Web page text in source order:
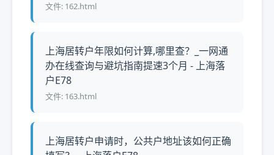
文件: 162.html
上海居转户年限如何计算,哪里查？_一网通
办在线查询与避坑指南提速3个月 - 上海落
户E78
文件: 163.html
上海居转户申请时，公共户地址该如何正确